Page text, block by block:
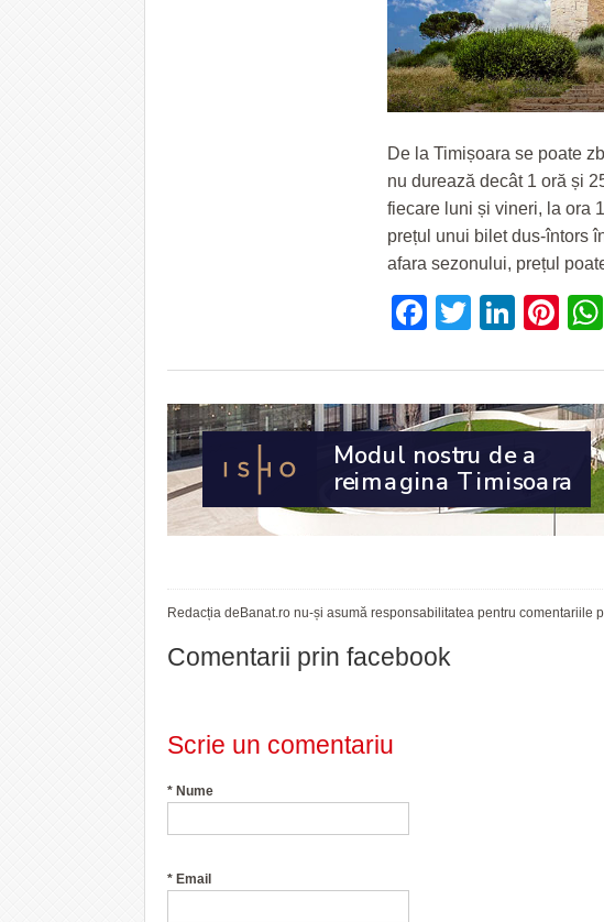
De la Timișoara se poate
nu durează decât 1 oră și
fiecare luni și vineri, la ora
prețul unui bilet dus-întors
afara sezonului, prețul
Facebook
Twitter
Redacția deBanat.ro nu-și asumă responsabilitatea pentru comentariile
Comentarii prin facebook
Scrie un comentariu
* Nume
* Email